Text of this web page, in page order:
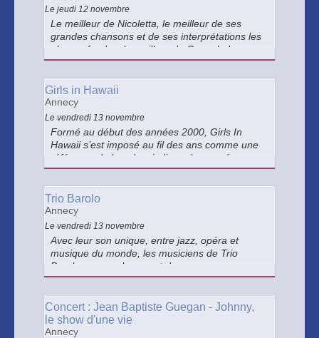
Le jeudi 12 novembre
Le meilleur de Nicoletta, le meilleur de ses
grandes chansons et de ses interprétations les
plus profondes, le meilleur du Gospel, du
Negro Spiritual dans le cadre de sa nouvelle
cathédrales 2026.
Girls in Hawaii
Annecy
Le vendredi 13 novembre
Formé au début des années 2000, Girls In
Hawaii s’est imposé au fil des ans comme une
référence de la scène indie rock européenne.
Le groupe a construit un univers musical qui a
Trio Barolo
Annecy
Le vendredi 13 novembre
Avec leur son unique, entre jazz, opéra et
musique du monde, les musiciens de Trio
Barolo nous embarquent dans un voyage
musical autour de la Mare Nostrum de leurs
Concert : Jean Baptiste Guegan - Johnny,
le show d'une vie
Annecy